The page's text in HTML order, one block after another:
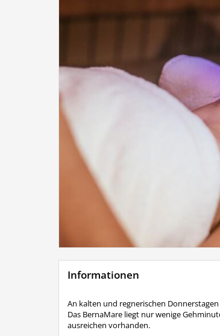
Informationen
An kalten und regnerischen
Das BernaMare liegt nur wenige
ausreichen vorhanden.